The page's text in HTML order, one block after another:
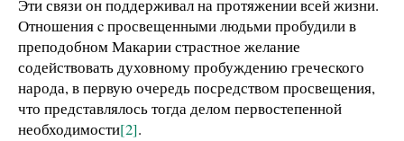
Эти связи он поддерживал на протяжении всей жизни.
Отношения c просвещенными людьми пробудили в
преподобном Макарии страстное желание
содействовать духовному пробуждению греческого
народа, в первую очередь посредством просвещения,
что представлялось тогда делом первостепенной
необходимости[2].